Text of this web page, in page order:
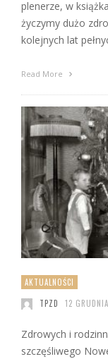
plenerze, w
życzymy dużo
kolejnych lat
Read More
AKTUALNOŚCI
TPZD
12
Zdrowych i
szczęśliwego